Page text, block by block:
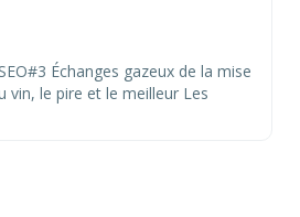
Échanges gazeux de la mise
vin, le pire et le meilleur Les